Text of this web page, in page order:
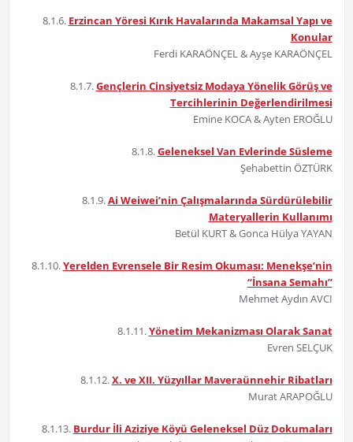
8.1.6. Erzincan Yöresi Kırık Havalarında Makamsal Yapı ve
Konular
Ferdi KARAÖNÇEL & Ayşe KARAÖNÇEL
8.1.7.Gençlerin Cinsiyetsiz Modaya Yönelik Görüş ve
Tercihlerinin Değerlendirilmesi
Emine KOCA & Ayten EROĞLU
8.1.8.Geleneksel Van Evlerinde Süsleme
Şehabettin ÖZTÜRK
8.1.9.Ai Weiwei’nin Çalışmalarında Sürdürülebilir
Materyallerin Kullanımı
Betül KURT & Gonca Hülya YAYAN
8.1.10.Yerelden Evrensele Bir Resim Okuması: Menekşe’nin
“İnsana Semahı”
Mehmet Aydın AVCI
8.1.11.Yönetim Mekanizması Olarak Sanat
Evren SELÇUK
8.1.12.X. ve XII. Yüzyıllar Maveraünnehir Ribatları
Murat ARAPOĞLU
8.1.13. Burdur İli Aziziye Köyü Geleneksel Düz Dokumaları